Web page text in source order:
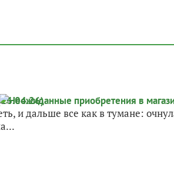
и дальше все как в тумане: